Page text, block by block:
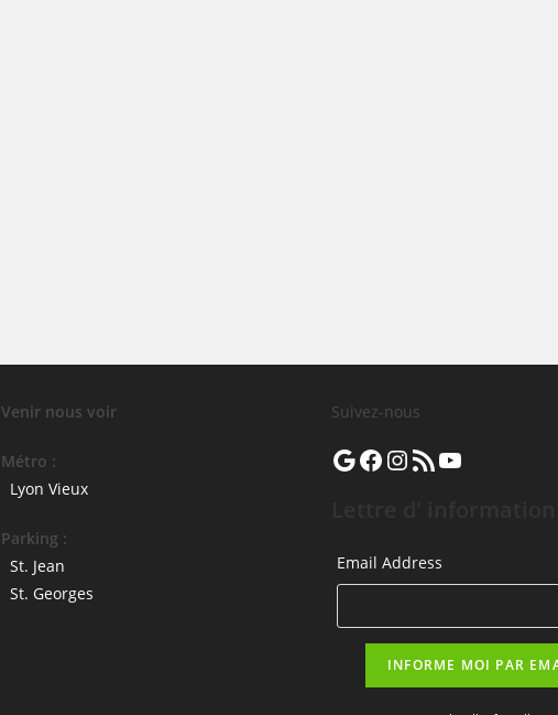
Venir nous voir
Métro :
Lyon Vieux
Parking :
St. Jean
St. Georges
Suivez-nous
GoogleFacebook
Instagram
Flux RSS YouTube
Email Address